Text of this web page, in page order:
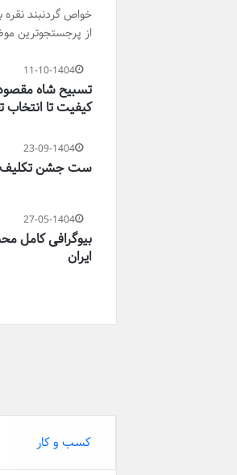
خواص گردنبند نقره
از پرجستجوترین
11-10-1404
تسبیح شاه‌
کیفیت تا
23-09-1404
ست جشن تکلیف
27-05-1404
بیوگرافی کامل
ایران
کسب و کار